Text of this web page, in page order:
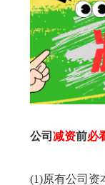
公司 减资前必
(1)原有公司资